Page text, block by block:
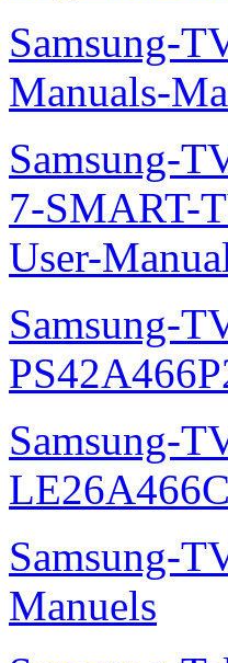
Samsung-
Manuals-
Samsung-
7-SMART-
User-
Samsung-
Samsung-
Samsung-
Manuels